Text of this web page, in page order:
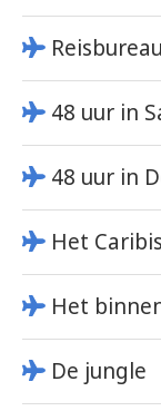
48 uur in
48 uur in
Het
Het
De jungle